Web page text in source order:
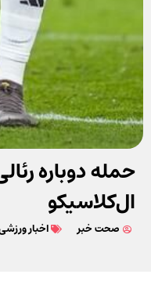
حمله دوباره
ال‌کلاسیکو
صحت خبر اخبار